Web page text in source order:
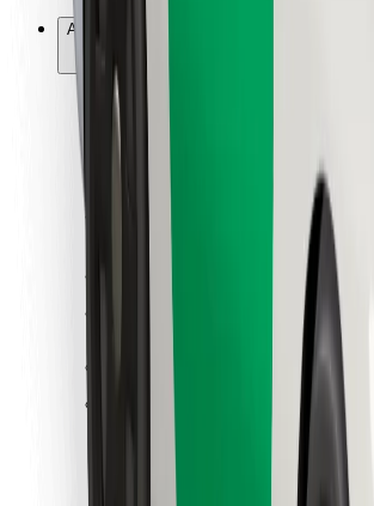
Annet
Leverandører
Vilkår og betingelser
Informasjonskapsler
Last ned Bolt-appen
Finn yndlingsmaten din!
Last ned Bolt Food-appen